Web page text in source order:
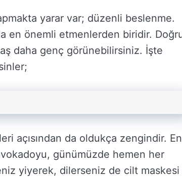
yarar var; düzenli beslenme.
en önemli etmenlerden biridir.
daha genç görünebilirsiniz. İşte
açısından da oldukça zengindir. En
günümüzde hemen her
yiyerek, dilerseniz de cilt maskesi